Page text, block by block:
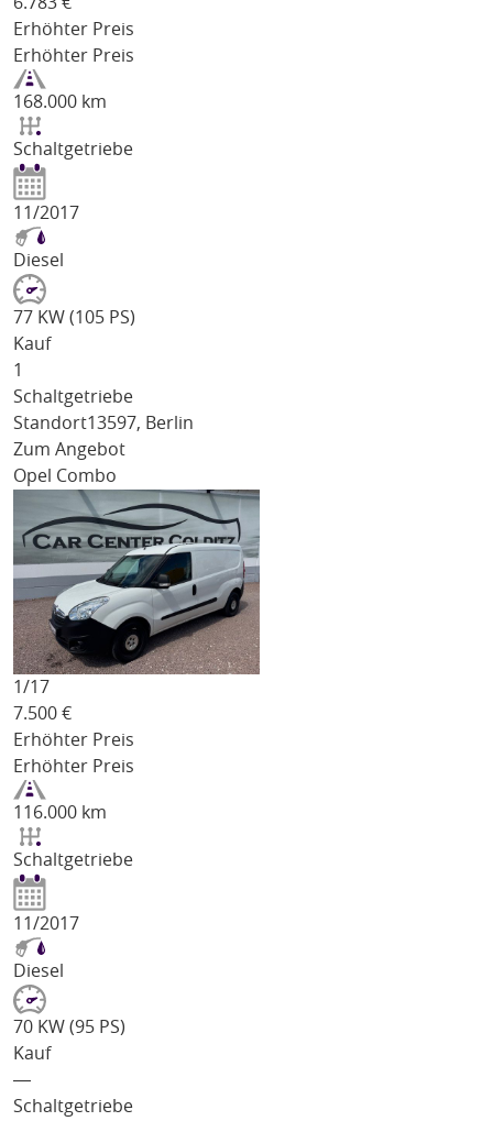
Erhöhter Preis
Erhöhter Preis
168.000 km
Schaltgetriebe
11/2017
Diesel
77 KW (105 PS)
Kauf
1
Schaltgetriebe
Standort13597, Berlin
Zum Angebot
Opel Combo
1/17
7.500 €
Erhöhter Preis
Erhöhter Preis
116.000 km
Schaltgetriebe
11/2017
Diesel
70 KW (95 PS)
Kauf
―
Schaltgetriebe